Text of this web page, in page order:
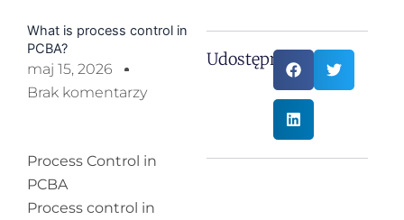
What is process control in
PCBA?
maj 15, 2026
Brak komentarzy
Process Control in
PCBA
Process control in
Udostępnij: